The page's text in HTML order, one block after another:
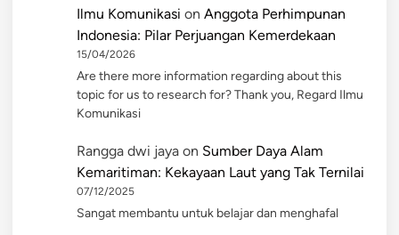
Ilmu Komunikasi on Anggota Perhimpunan
Indonesia: Pilar Perjuangan Kemerdekaan
15/04/2026
Are there more information regarding about this
topic for us to research for? Thank you, Regard Ilmu
Komunikasi
Rangga dwi jaya on Sumber Daya Alam
Kemaritiman: Kekayaan Laut yang Tak Ternilai
07/12/2025
Sangat membantu untuk belajar dan menghafal